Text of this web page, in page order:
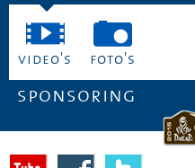
video's foto's
sponsoring